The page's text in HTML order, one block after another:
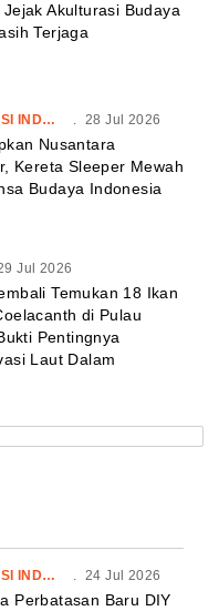
Jejak Akulturasi Budaya
Terjaga
INSPIRASI INDONESIA 28 Jul 2026
Nusantara
Kereta Sleeper Mewah
Budaya Indonesia
Jul 2026
Temukan 18 Ikan
di Pulau
Pentingnya
Laut Dalam
INSPIRASI INDONESIA 24 Jul 2026
Perbatasan Baru DIY